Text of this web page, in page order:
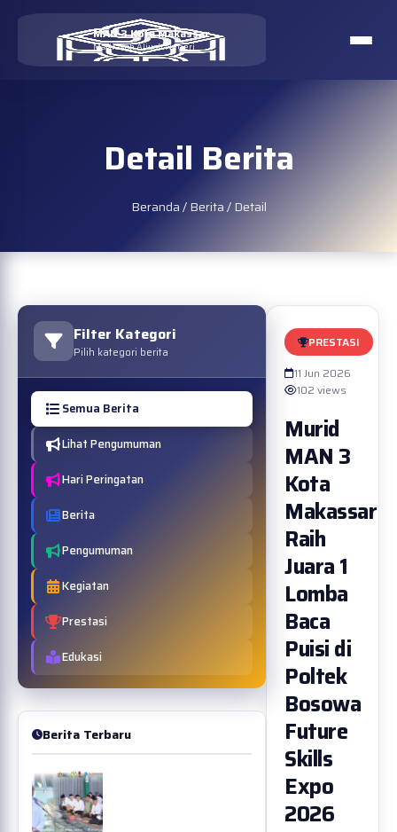
MAN 3 Kota Makassar
Madrasah Aliyah Negeri
Detail Berita
Beranda/Berita/Detail
PRESTASI
11 Jun 2026
102 views
Murid
MAN 3
Kota
Makassar
Raih
Juara 1
Lomba
Baca
Puisi di
Poltek
Bosowa
Future
Skills
Expo
2026
Filter Kategori
Pilih kategori berita
Semua Berita
Lihat Pengumuman
Hari Peringatan
Berita
Pengumuman
Kegiatan
Prestasi
Edukasi
Berita Terbaru